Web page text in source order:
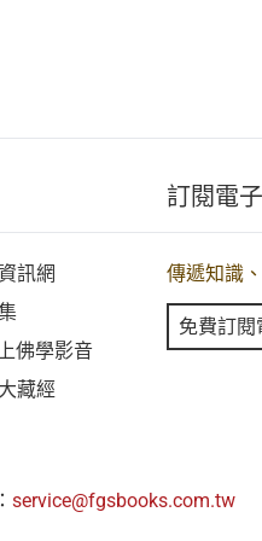
訊網
佛學影音
藏經
訂閱電
傳遞知識
免費訂閱
service@fgsbooks.com.tw